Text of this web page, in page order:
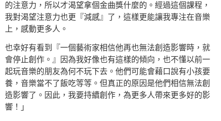
的注意力，所以才渴望拿個金曲獎什麼的。經過這個課程，
我對渴望注意力也更『減感』了，這樣更能讓我專注在音樂
上，感動更多人。
也幸好有看到『一個藝術家相信他再也無法創造影響時，就
會停止創作。』因為我好像也有這樣的傾向，也不懂以前一
起玩音樂的朋友為何不玩下去。他們可能會藉口說有小孩要
養，音樂當不了飯吃等等。但真正的原因是他們相信無法創
造影響了。因此，我要持續創作，為更多人帶來更多好的影
響！」